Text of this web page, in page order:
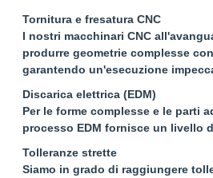
Tornitura e fresatura CNC
I nostri macchinari CNC
produrre geometrie complesse
garantendo un'esecuzione
Discarica elettrica (EDM)
Per le forme complesse e le parti
processo EDM fornisce un livello
Tolleranze strette
Siamo in grado di raggiungere